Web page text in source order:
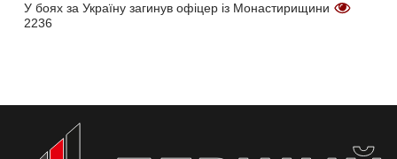
У боях за Україну загинув офіцер із Монастирищини
2236